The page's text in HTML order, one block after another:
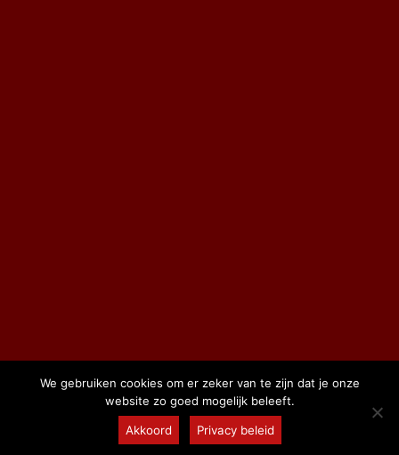
© 2026 Gerealiseerd doorMediakanjers
Algemene voorwaarden-Privacy Statement
We gebruiken cookies om er zeker van te zijn dat je onze
website zo goed mogelijk beleeft.
Akkoord Privacy beleid